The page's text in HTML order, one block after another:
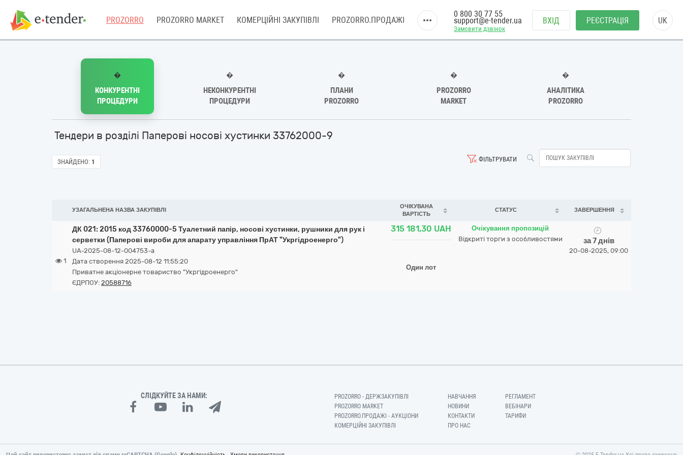
PROZORRO PROZORRO MARKET КОМЕРЦІЙНІ ЗАКУПІВЛІ PROZORRO.ПРОДАЖІ
Замовити дзвінок
0 800 30 77 55
support@e-tender.ua ВХІД РЕЄСТРАЦІЯ UK
�
КОНКУРЕНТНІ
ПРОЦЕДУРИ
�
НЕКОНКУРЕНТНІ
ПРОЦЕДУРИ
�
ПЛАНИ
PROZORRO
�
PROZORRO
MARKET
�
АНАЛІТИКА
PROZORRO
Тендери в розділі Паперові носові хустинки 33762000-9
ФІЛЬТРУВАТИ
ЗНАЙДЕНО: 1
УЗАГАЛЬНЕНА НАЗВА ЗАКУПІВЛІ
ОЧІКУВАНА
ВАРТІСТЬ
СТАТУС ЗАВЕРШЕННЯ
1
ДК 021: 2015 код 33760000-5 Туалетний папір, носові хустинки, рушники для рук і
серветки (Паперові вироби для апарату управління ПрАТ "Укргідроенерго")
UA-2025-08-12-004753-a
Дата створення 2025-08-12 11:55:20
Приватне акціонерне товариство "Укргідроенерго"
ЄДРПОУ: 20588716
315 181,30 UAH
Один лот
Очікування пропозицій
Відкриті торги з особливостями
за 7 днів
20-08-2025, 09:00
СЛІДКУЙТЕ ЗА НАМИ:
PROZORRO - ДЕРЖЗАКУПІВЛІ
PROZORRO MARKET
PROZORRO.ПРОДАЖІ - АУКЦІОНИ
КОМЕРЦІЙНІ ЗАКУПІВЛІ
НАВЧАННЯ
НОВИНИ
КОНТАКТИ
ПРО НАС
РЕГЛАМЕНТ
ВЕБІНАРИ
ТАРИФИ